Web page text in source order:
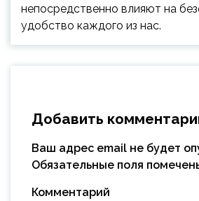
непосредственно влияют на
удобство каждого из нас.
Добавить
Ваш адрес email не будет
Обязательные поля
Комментарий